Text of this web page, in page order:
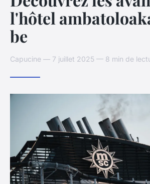
l'hôtel
be
Capucine — 7 juillet 2025 — 8 min de